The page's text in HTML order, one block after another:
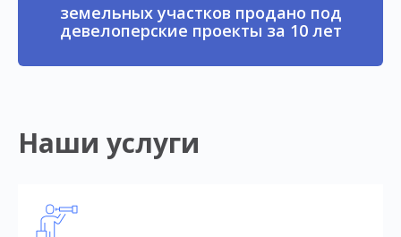
земельных участков продано под
девелоперские проекты за 10 лет
Наши услуги